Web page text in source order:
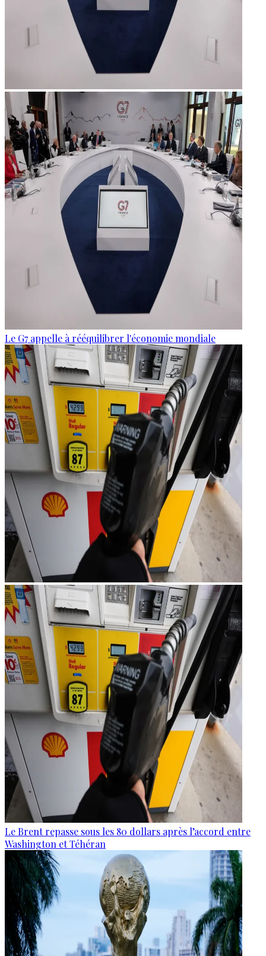
Le G7 appelle à rééquilibrer l'économie mondiale
Le Brent repasse sous les 80 dollars après l’accord entre
Washington et Téhéran